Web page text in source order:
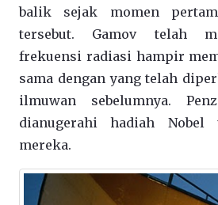
balik sejak momen
tersebut. Gamov telah
frekuensi radiasi hampir
sama dengan yang telah
ilmuwan sebelumnya.
dianugerahi hadiah Nobel
mereka.